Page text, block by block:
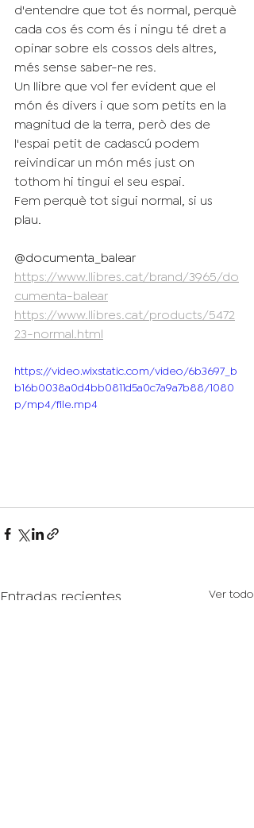
d'entendre que tot és normal, perquè
cada cos és com és i ningu té dret a
opinar sobre els cossos dels altres,
més sense saber-ne res.
Un llibre que vol fer evident que el
món és divers i que som petits en la
magnitud de la terra, però des de
l'espai petit de cadascú podem
reivindicar un món més just on
tothom hi tingui el seu espai.
Fem perquè tot sigui normal, si us
plau.
@documenta_balear
https://www.llibres.cat/brand/3965/do
cumenta-balear
https://www.llibres.cat/products/5472
23-normal.html
https://video.wixstatic.com/video/6b3697_b
b16b0038a0d4bb0811d5a0c7a9a7b88/1080
p/mp4/file.mp4
Entradas recientes Ver todo